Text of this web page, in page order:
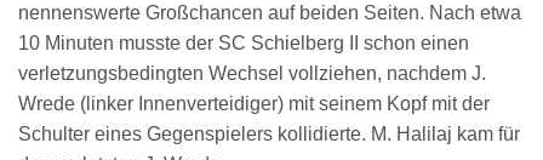
nennenswerte Großchancen auf beiden Seiten. Nach etwa
10 Minuten musste der SC Schielberg II schon einen
verletzungsbedingten Wechsel vollziehen, nachdem J.
Wrede (linker Innenverteidiger) mit seinem Kopf mit der
Schulter eines Gegenspielers kollidierte. M. Halilaj kam für